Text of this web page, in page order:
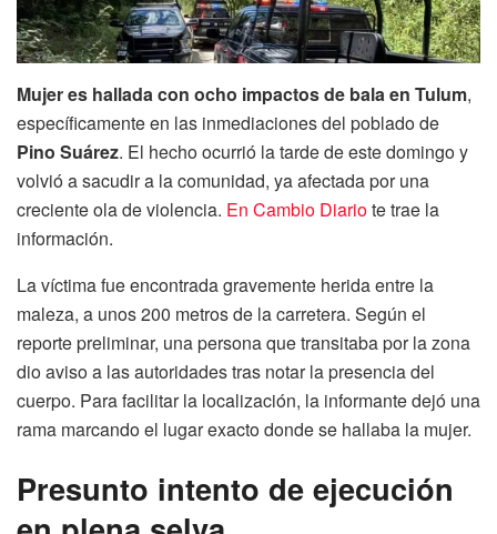
Mujer es hallada con ocho impactos de bala en Tulum,
específicamente en las inmediaciones del poblado de
Pino Suárez. El hecho ocurrió la tarde de este domingo y
volvió a sacudir a la comunidad, ya afectada por una
creciente ola de violencia. En Cambio Diariote trae la
información.
La víctima fue encontrada gravemente herida entre la
maleza, a unos 200 metros de la carretera. Según el
reporte preliminar, una persona que transitaba por la zona
dio aviso a las autoridades tras notar la presencia del
cuerpo. Para facilitar la localización, la informante dejó una
rama marcando el lugar exacto donde se hallaba la mujer.
Presunto intento de ejecución